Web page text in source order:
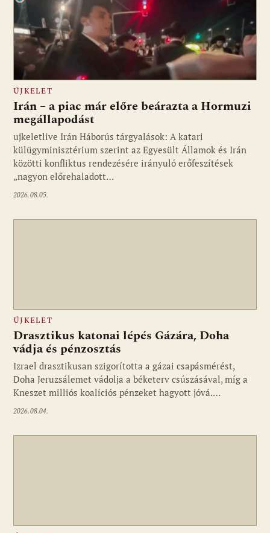
Fotó: ujkelet.live
ÚJKELET
Irán – a piac már előre beárazta a Hormuzi
megállapodást
ujkeletlive Irán Háborús tárgyalások: A katari
külügyminisztérium szerint az Egyesült Államok és Irán
közötti konfliktus rendezésére irányuló erőfeszítések
„nagyon előrehaladott…
2026.08.05.
ÚJKELET
Drasztikus katonai lépés Gázára, Doha
vádja és pénzosztás
Izrael drasztikusan szigorította a gázai csapásmérést,
Doha Jeruzsálemet vádolja a béketerv csúszásával, míg a
Kneszet milliós koalíciós pénzeket hagyott jóvá.…
2026.08.04.